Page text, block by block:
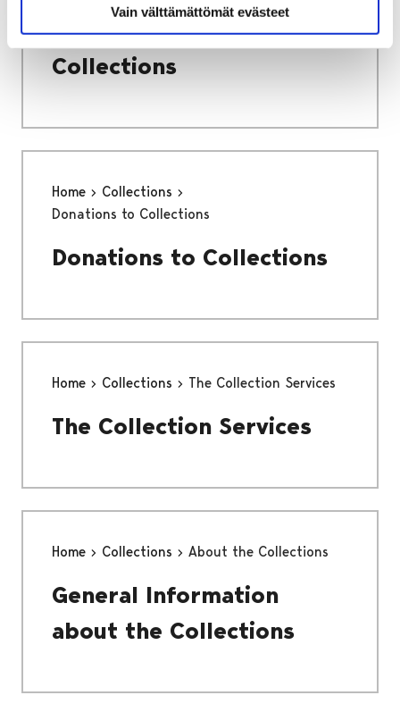
Vain välttämättömät evästeet
Photograph and Archive
Collections
Home
Collections
Donations to Collections
Donations to Collections
Home Collections The Collection Services
The Collection Services
Home Collections About the Collections
General Information
about the Collections